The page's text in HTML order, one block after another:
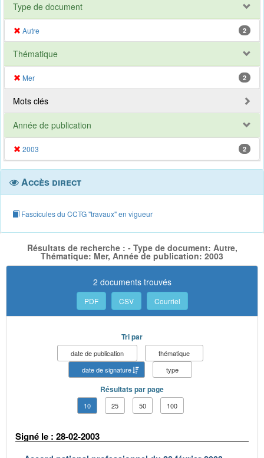
Type de document
Autre 2
Thématique
Mer 2
Mots clés
Année de publication
2003 2
Accès direct
Fascicules du CCTG "travaux" en vigueur
Résultats de recherche : - Type de document: Autre,
Thématique: Mer, Année de publication: 2003
2 documents trouvés
PDF CSV Courriel
Tri par
date de publication
thématique
date de signature
type
Résultats par page
10 25 50 100
Signé le : 28-02-2003